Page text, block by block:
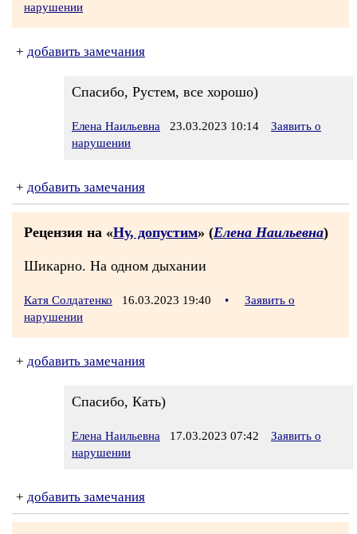
нарушении
+ добавить замечания
Спасибо, Рустем, все хорошо)
Елена Наильевна 23.03.2023 10:14
Заявить о
нарушении
+ добавить замечания
Рецензия на «Ну, допустим» (Елена Наильевна)
Шикарно. На одном дыхании
Катя Солдатенко 16.03.2023 19:40 •
Заявить о
нарушении
+ добавить замечания
Спасибо, Кать)
Елена Наильевна 17.03.2023 07:42
Заявить о
нарушении
+ добавить замечания